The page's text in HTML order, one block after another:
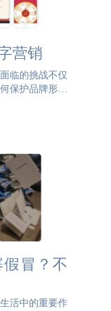
营销
临的挑战不仅
保护品牌形象
段。如何在这
冒？不
活中的重要作